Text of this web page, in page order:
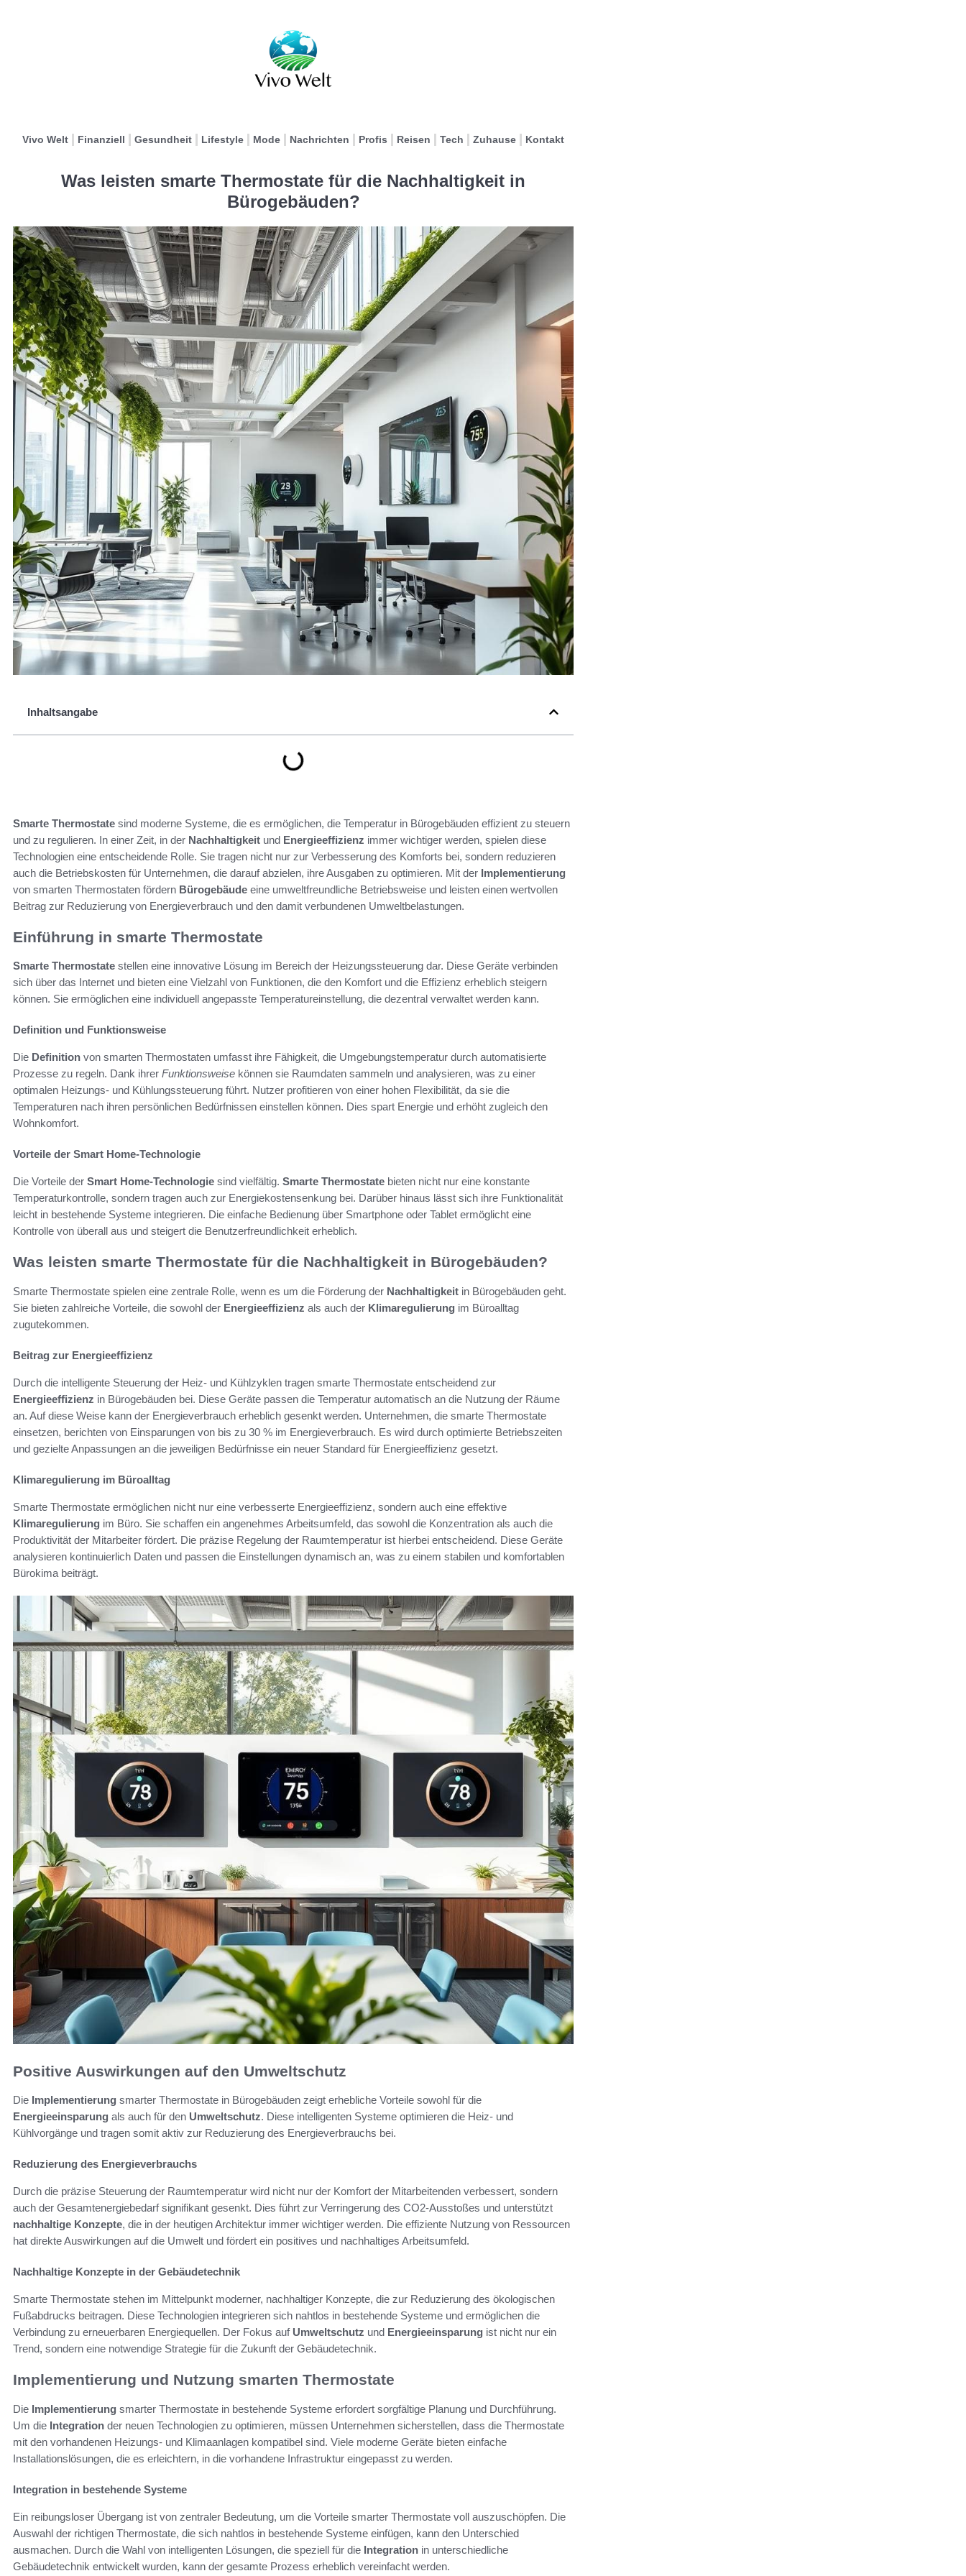
Vivo Welt Finanziell Gesundheit Lifestyle Mode Nachrichten Profis Reisen Tech Zuhause Kontakt
Was leisten smarte Thermostate für die Nachhaltigkeit in
Bürogebäuden?
Inhaltsangabe
Smarte Thermostate sind moderne Systeme, die es ermöglichen, die Temperatur in Bürogebäuden effizient zu steuern
und zu regulieren. In einer Zeit, in der Nachhaltigkeit und Energieeffizienz immer wichtiger werden, spielen diese
Technologien eine entscheidende Rolle. Sie tragen nicht nur zur Verbesserung des Komforts bei, sondern reduzieren
auch die Betriebskosten für Unternehmen, die darauf abzielen, ihre Ausgaben zu optimieren. Mit der Implementierung
von smarten Thermostaten fördern Bürogebäude eine umweltfreundliche Betriebsweise und leisten einen wertvollen
Beitrag zur Reduzierung von Energieverbrauch und den damit verbundenen Umweltbelastungen.
Einführung in smarte Thermostate
Smarte Thermostate stellen eine innovative Lösung im Bereich der Heizungssteuerung dar. Diese Geräte verbinden
sich über das Internet und bieten eine Vielzahl von Funktionen, die den Komfort und die Effizienz erheblich steigern
können. Sie ermöglichen eine individuell angepasste Temperatureinstellung, die dezentral verwaltet werden kann.
Definition und Funktionsweise
Die Definition von smarten Thermostaten umfasst ihre Fähigkeit, die Umgebungstemperatur durch automatisierte
Prozesse zu regeln. Dank ihrer Funktionsweise können sie Raumdaten sammeln und analysieren, was zu einer
optimalen Heizungs- und Kühlungssteuerung führt. Nutzer profitieren von einer hohen Flexibilität, da sie die
Temperaturen nach ihren persönlichen Bedürfnissen einstellen können. Dies spart Energie und erhöht zugleich den
Wohnkomfort.
Vorteile der Smart Home-Technologie
Die Vorteile der Smart Home-Technologie sind vielfältig. Smarte Thermostate bieten nicht nur eine konstante
Temperaturkontrolle, sondern tragen auch zur Energiekostensenkung bei. Darüber hinaus lässt sich ihre Funktionalität
leicht in bestehende Systeme integrieren. Die einfache Bedienung über Smartphone oder Tablet ermöglicht eine
Kontrolle von überall aus und steigert die Benutzerfreundlichkeit erheblich.
Was leisten smarte Thermostate für die Nachhaltigkeit in Bürogebäuden?
Smarte Thermostate spielen eine zentrale Rolle, wenn es um die Förderung der Nachhaltigkeit in Bürogebäuden geht.
Sie bieten zahlreiche Vorteile, die sowohl der Energieeffizienz als auch der Klimaregulierung im Büroalltag
zugutekommen.
Beitrag zur Energieeffizienz
Durch die intelligente Steuerung der Heiz- und Kühlzyklen tragen smarte Thermostate entscheidend zur
Energieeffizienz in Bürogebäuden bei. Diese Geräte passen die Temperatur automatisch an die Nutzung der Räume
an. Auf diese Weise kann der Energieverbrauch erheblich gesenkt werden. Unternehmen, die smarte Thermostate
einsetzen, berichten von Einsparungen von bis zu 30 % im Energieverbrauch. Es wird durch optimierte Betriebszeiten
und gezielte Anpassungen an die jeweiligen Bedürfnisse ein neuer Standard für Energieeffizienz gesetzt.
Klimaregulierung im Büroalltag
Smarte Thermostate ermöglichen nicht nur eine verbesserte Energieeffizienz, sondern auch eine effektive
Klimaregulierung im Büro. Sie schaffen ein angenehmes Arbeitsumfeld, das sowohl die Konzentration als auch die
Produktivität der Mitarbeiter fördert. Die präzise Regelung der Raumtemperatur ist hierbei entscheidend. Diese Geräte
analysieren kontinuierlich Daten und passen die Einstellungen dynamisch an, was zu einem stabilen und komfortablen
Bürokima beiträgt.
Positive Auswirkungen auf den Umweltschutz
Die Implementierung smarter Thermostate in Bürogebäuden zeigt erhebliche Vorteile sowohl für die
Energieeinsparung als auch für den Umweltschutz. Diese intelligenten Systeme optimieren die Heiz- und
Kühlvorgänge und tragen somit aktiv zur Reduzierung des Energieverbrauchs bei.
Reduzierung des Energieverbrauchs
Durch die präzise Steuerung der Raumtemperatur wird nicht nur der Komfort der Mitarbeitenden verbessert, sondern
auch der Gesamtenergiebedarf signifikant gesenkt. Dies führt zur Verringerung des CO2-Ausstoßes und unterstützt
nachhaltige Konzepte, die in der heutigen Architektur immer wichtiger werden. Die effiziente Nutzung von Ressourcen
hat direkte Auswirkungen auf die Umwelt und fördert ein positives und nachhaltiges Arbeitsumfeld.
Nachhaltige Konzepte in der Gebäudetechnik
Smarte Thermostate stehen im Mittelpunkt moderner, nachhaltiger Konzepte, die zur Reduzierung des ökologischen
Fußabdrucks beitragen. Diese Technologien integrieren sich nahtlos in bestehende Systeme und ermöglichen die
Verbindung zu erneuerbaren Energiequellen. Der Fokus auf Umweltschutz und Energieeinsparung ist nicht nur ein
Trend, sondern eine notwendige Strategie für die Zukunft der Gebäudetechnik.
Implementierung und Nutzung smarten Thermostate
Die Implementierung smarter Thermostate in bestehende Systeme erfordert sorgfältige Planung und Durchführung.
Um die Integration der neuen Technologien zu optimieren, müssen Unternehmen sicherstellen, dass die Thermostate
mit den vorhandenen Heizungs- und Klimaanlagen kompatibel sind. Viele moderne Geräte bieten einfache
Installationslösungen, die es erleichtern, in die vorhandene Infrastruktur eingepasst zu werden.
Integration in bestehende Systeme
Ein reibungsloser Übergang ist von zentraler Bedeutung, um die Vorteile smarter Thermostate voll auszuschöpfen. Die
Auswahl der richtigen Thermostate, die sich nahtlos in bestehende Systeme einfügen, kann den Unterschied
ausmachen. Durch die Wahl von intelligenten Lösungen, die speziell für die Integration in unterschiedliche
Gebäudetechnik entwickelt wurden, kann der gesamte Prozess erheblich vereinfacht werden.